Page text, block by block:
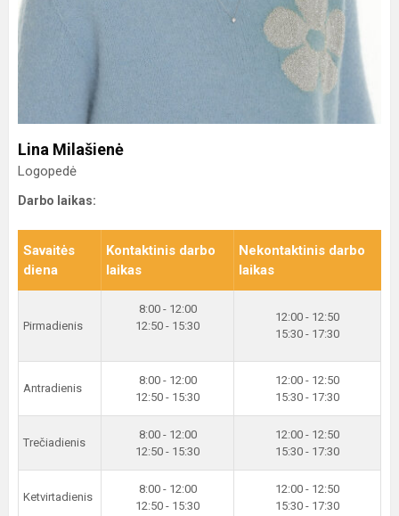
Lina Milašienė
Logopedė
Darbo laikas:
Savaitės
diena
Kontaktinis darbo
laikas
Nekontaktinis darbo
laikas
Pirmadienis
8:00 - 12:00
12:50 - 15:30
12:00 - 12:50
15:30 - 17:30
Antradienis
8:00 - 12:00
12:50 - 15:30
12:00 - 12:50
15:30 - 17:30
Trečiadienis
8:00 - 12:00
12:50 - 15:30
12:00 - 12:50
15:30 - 17:30
Ketvirtadienis
8:00 - 12:00
12:50 - 15:30
12:00 - 12:50
15:30 - 17:30